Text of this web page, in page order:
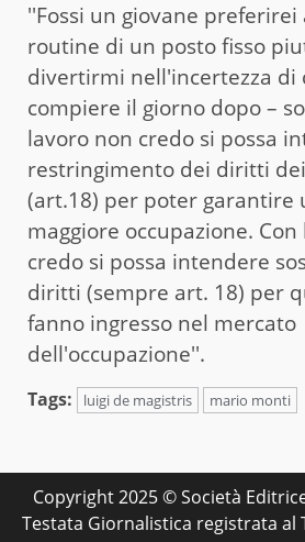
''Fossi un giovane
routine di un posto fisso
divertirmi nell'incertezza di
compiere il giorno dopo –
lavoro non credo si possa
restringimento dei diritti
(art.18) per poter garantire
maggiore occupazione.
credo si possa intendere
diritti (sempre art. 18) per
fanno ingresso nel mercato
dell'occupazione''.
Tags: luigi de magistris mario monti
Copyright 2025 © Società
Testata Giornalistica registrata al